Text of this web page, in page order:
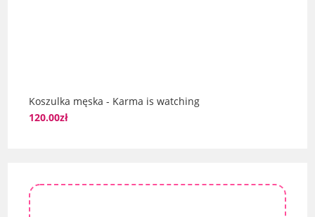
Koszulka męska - Karma is watching
120.00zł